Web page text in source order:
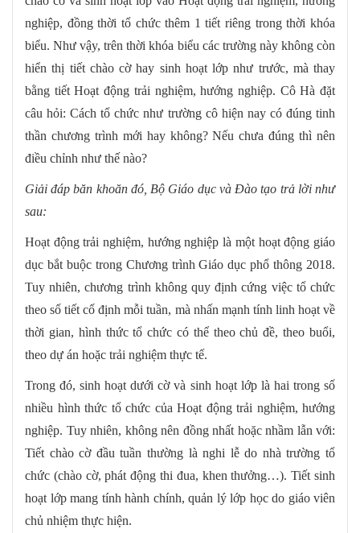
nghiệp, đồng thời tổ chức thêm 1 tiết riêng trong thời khóa
biểu. Như vậy, trên thời khóa biểu các trường này không còn
hiển thị tiết chào cờ hay sinh hoạt lớp như trước, mà thay
bằng tiết Hoạt động trải nghiệm, hướng nghiệp. Cô Hà đặt
câu hỏi: Cách tổ chức như trường cô hiện nay có đúng tinh
thần chương trình mới hay không? Nếu chưa đúng thì nên
điều chỉnh như thế nào?
Giải đáp băn khoăn đó, Bộ Giáo dục và Đào tạo trả lời như
sau:
Hoạt động trải nghiệm, hướng nghiệp là một hoạt động giáo
dục bắt buộc trong Chương trình Giáo dục phổ thông 2018.
Tuy nhiên, chương trình không quy định cứng việc tổ chức
theo số tiết cố định mỗi tuần, mà nhấn mạnh tính linh hoạt về
thời gian, hình thức tổ chức có thể theo chủ đề, theo buổi,
theo dự án hoặc trải nghiệm thực tế.
Trong đó, sinh hoạt dưới cờ và sinh hoạt lớp là hai trong số
nhiều hình thức tổ chức của Hoạt động trải nghiệm, hướng
nghiệp. Tuy nhiên, không nên đồng nhất hoặc nhầm lẫn với:
Tiết chào cờ đầu tuần thường là nghi lễ do nhà trường tổ
chức (chào cờ, phát động thi đua, khen thưởng…). Tiết sinh
hoạt lớp mang tính hành chính, quản lý lớp học do giáo viên
chủ nhiệm thực hiện.